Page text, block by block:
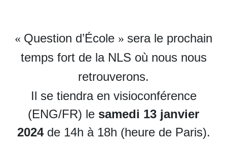
« Question d’École » sera le prochain
temps fort de la NLS où nous nous
retrouverons.
Il se tiendra en visioconférence
(ENG/FR) le samedi 13 janvier
2024de 14h à 18h (heure de Paris).